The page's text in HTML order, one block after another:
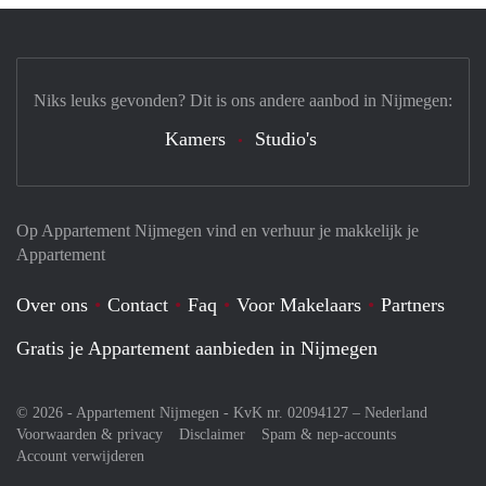
Op Appartement Nijmegen vind en verhuur je makkelijk je
Appartement
Over ons Contact Faq Voor Makelaars
Partners
Gratis je Appartement aanbieden in Nijmegen
© 2026 - Appartement Nijmegen - KvK nr. 02094127 – Nederland
Voorwaarden & privacy
Disclaimer
Spam & nep-accounts
Account verwijderen
Niks leuks gevonden? Dit is ons andere aanbod in Nijmegen:
Kamers Studio's